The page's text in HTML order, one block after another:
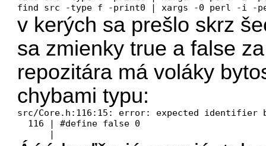
find src -type f -print0 | xargs -0 perl -i -pe
v kerých sa prešlo skrz
sa zmienky true a false
repozitára má voláky
chybami typu:
src/Core.h:116:15: error: expected identifier
  116 | #define false 0
      |